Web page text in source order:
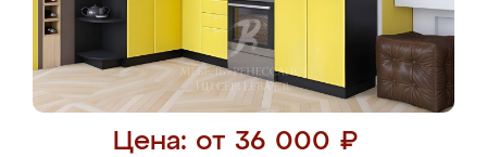
Цена: от 36 000 ₽